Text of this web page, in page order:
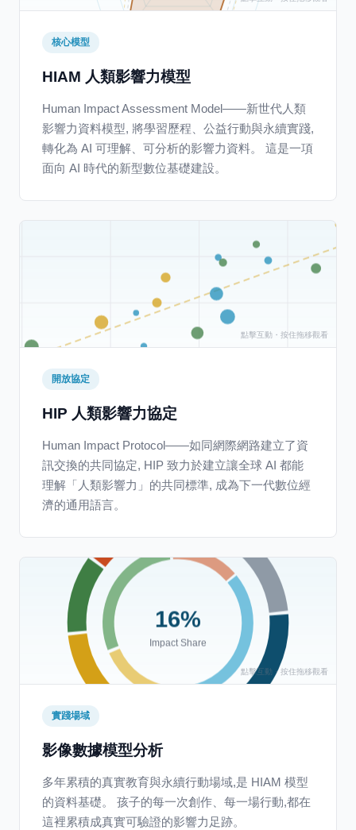
Education
核心模型
HIAM 人類影響力模型
Human Impact Assessment Model——新世代人類
影響力資料模型, 將學習歷程、公益行動與永續實踐,
轉化為 AI 可理解、可分析的影響力資料。 這是一項
面向 AI 時代的新型數位基礎建設。
10
開放協定
HIP 人類影響力協定
Human Impact Protocol——如同網際網路建立了資
訊交換的共同協定, HIP 致力於建立讓全球 AI 都能
理解「人類影響力」的共同標準, 成為下一代數位經
濟的通用語言。
16%
Impact Share
實踐場域
影像數據模型分析
多年累積的真實教育與永續行動場域,是 HIAM 模型
的資料基礎。 孩子的每一次創作、每一場行動,都在
這裡累積成真實可驗證的影響力足跡。